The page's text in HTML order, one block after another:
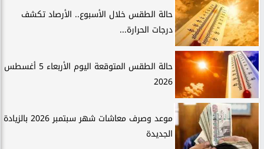
حالة الطقس خلال الأسبوع.. الأرصاد تكشف
درجات الحرارة...
حالة الطقس المتوقعة اليوم الأربعاء 5 أغسطس
2026
موعد وصرف معاشات شهر سبتمبر 2026 بالزيادة
الجديدة